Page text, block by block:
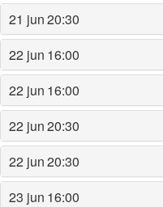
21 jun20:30
22 jun 16:00
22 jun 16:00
22 jun20:30
22 jun20:30
23 jun 16:00